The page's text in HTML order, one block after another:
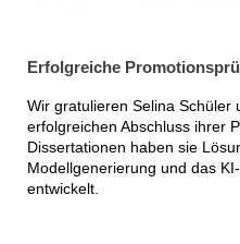
Erfolgreiche
Wir gratulieren Selina Schüler
erfolgreichen Abschluss ihrer
Dissertationen haben sie
Modellgenerierung und das
entwickelt.